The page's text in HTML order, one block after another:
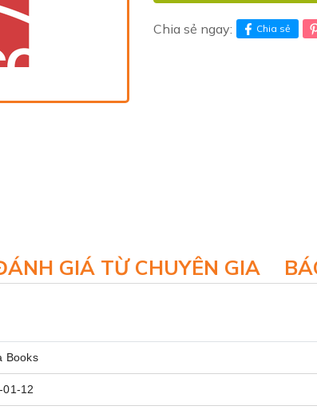
Chia sẻ ngay: Chia sẻ
GIÁ TỪ CHUYÊN GIA
Books
01-12